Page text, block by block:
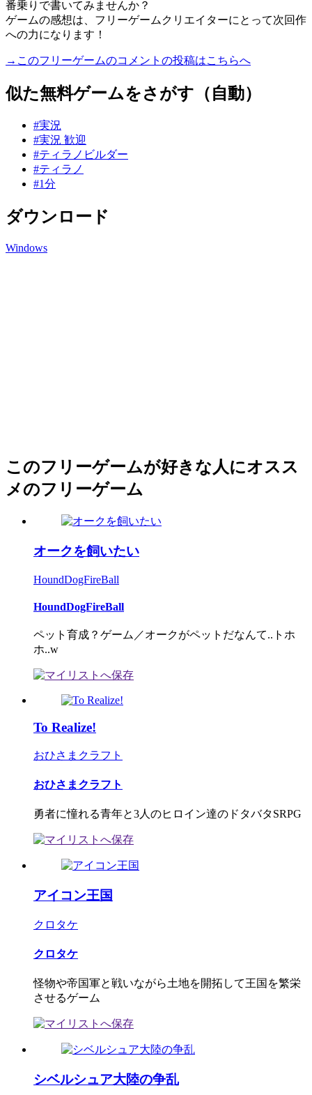
番乗りで書いてみませんか？
ゲームの感想は、フリーゲームクリエイターにとって次回作
への力になります！
→このフリーゲームのコメントの投稿はこちらへ
似た無料ゲームをさがす（自動）
#実況
#実況 歓迎
#ティラノビルダー
#ティラノ
#1分
ダウンロード
Windows
このフリーゲームが好きな人にオスス
メのフリーゲーム
オークを飼いたい
HoundDogFireBall
HoundDogFireBall
ペット育成？ゲーム／オークがペットだなんて..トホ
ホ..w
To Realize!
おひさまクラフト
おひさまクラフト
勇者に憧れる青年と3人のヒロイン達のドタバタSRPG
アイコン王国
クロタケ
クロタケ
怪物や帝国軍と戦いながら土地を開拓して王国を繁栄
させるゲーム
シベルシュア大陸の争乱